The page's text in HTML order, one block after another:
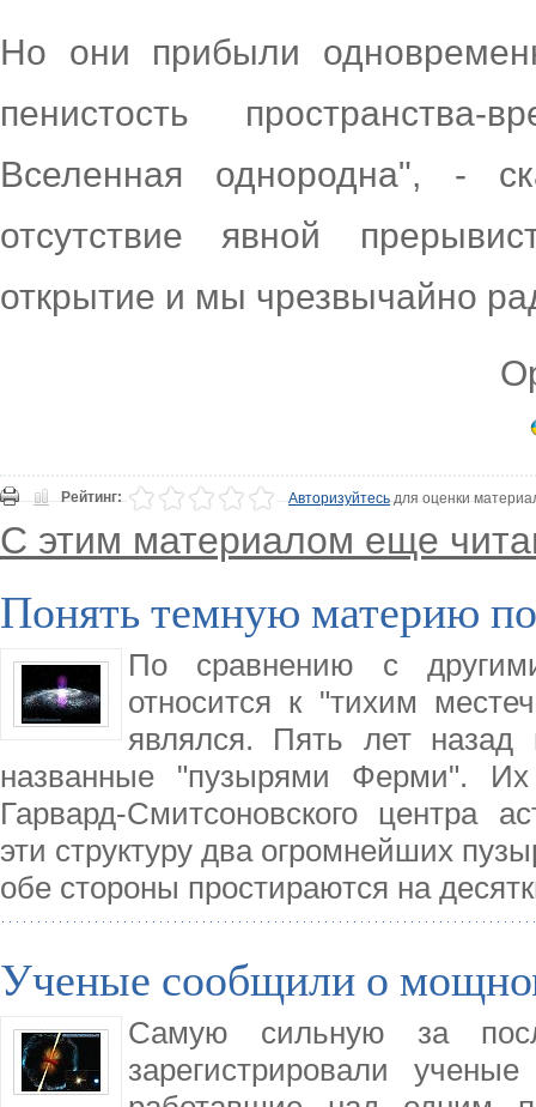
Но они прибыли
пенистость
Вселенная однородна", -
отсутствие явной
открытие и мы чрезвычайно
Рейтинг: Авторизуйтесьдля оценки
С этим материалом еще
Понять темную материю
По сравнению с
относится к "тихим
являлся. Пять лет
названные "пузырями Ферми".
Гарвард-Смитсоновского центра
эти структуру два огромнейших
обе стороны простираются на
Ученые сообщили о
Самую сильную за
зарегистрировали